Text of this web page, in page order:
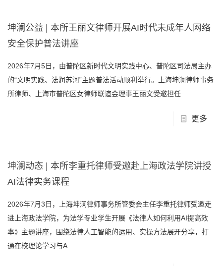
坤澜公益 | 本所王丽文律师开展AI时代未成年人网络
安全保护普法讲座
2026年7月5日，由普陀区新时代文明实践中心、普陀区司法局主办
的“文明实践、法润苏河”主题普法活动顺利举行。上海坤澜律师事务
所律师、上海市普陀区女律师联谊会理事王丽文受邀担任
更多
坤澜动态 | 本所李重托律师受邀赴上海政法学院讲授
AI法律实务课程
2026年7月3日，上海坤澜律师事务所管委会主任李重托律师受邀走
进上海政法学院，为法学专业学生开展《法律人如何利用AI提高效
率》主题讲座，围绕法律人工智能的运用、实操方法展开分享，打
通在校理论学习与A